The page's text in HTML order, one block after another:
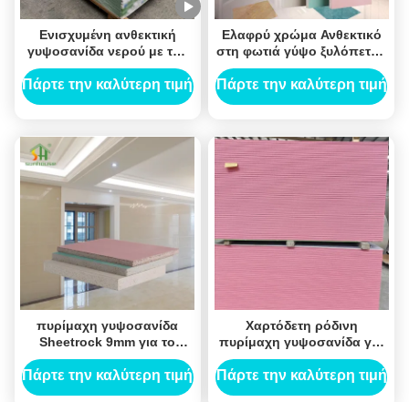
Ενισχυμένη ανθεκτική
γυψοσανίδα νερού με τον
καθαρό φυσικό υλικό
cOem γύψου
Πάρτε την καλύτερη τιμή
Ελαφρύ χρώμα Ανθεκτικό
στη φωτιά γύψο ξυλόπετρα
Γύψο 1220X2440Mm 3/8
ιντσών Αντίσταση σάγκ
Πάρτε την καλύτερη τιμή
πυρίμαχη γυψοσανίδα
Sheetrock 9mm για το
χώρισμα ξηρών τοίχων
Πάρτε την καλύτερη τιμή
Χαρτόδετη ρόδινη
πυρίμαχη γυψοσανίδα για
το ανώτατο σύστημα
Πάρτε την καλύτερη τιμή